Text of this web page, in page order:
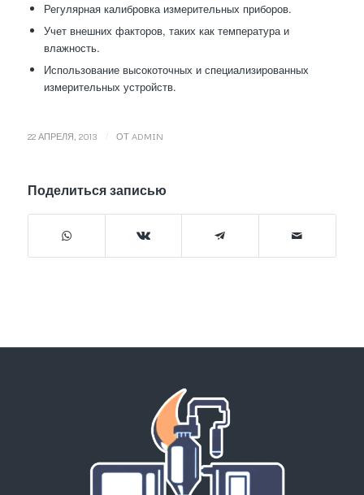
Регулярная калибровка измерительных приборов.
Учет внешних факторов, таких как температура и
влажность.
Использование высокоточных и специализированных
измерительных устройств.
22 АПРЕЛЯ, 2013 ОТ ADMIN
Поделиться записью